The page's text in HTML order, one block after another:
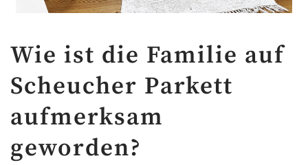
Wie ist die Familie auf
Scheucher Parkett
aufmerksam
geworden?